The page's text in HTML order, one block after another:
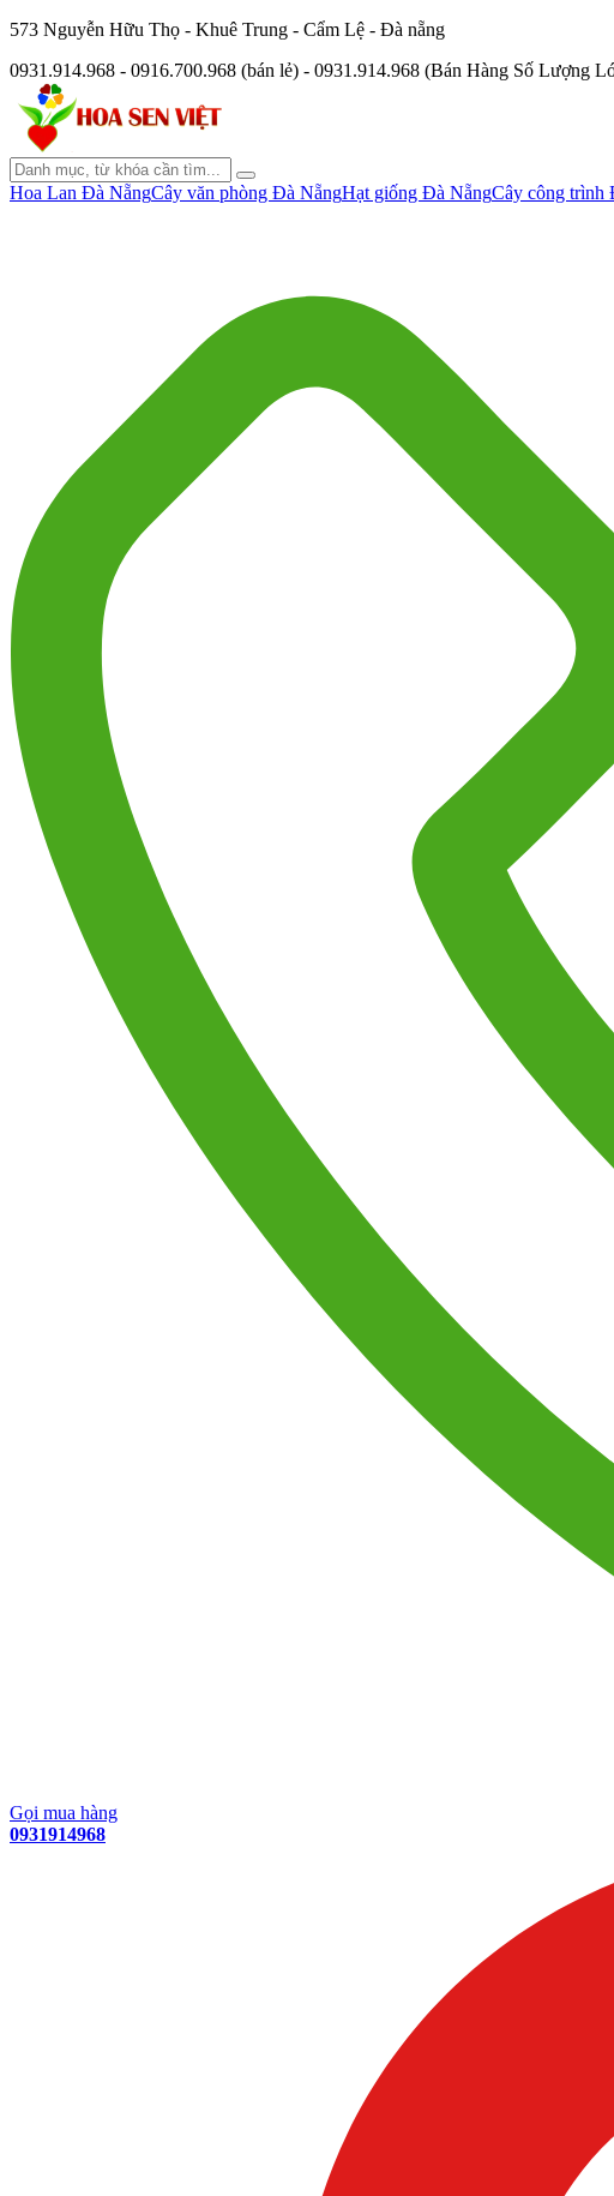
573 Nguyễn Hữu Thọ - Khuê Trung - Cẩm Lệ - Đà nẵng
0931.914.968 - 0916.700.968 (bán lẻ) - 0931.914.968 (Bán Hàng Số Lượng
Hoa Lan Đà NẵngCây văn phòng Đà NẵngHạt giống Đà NẵngCây công trình
Gọi mua hàng
0931914968